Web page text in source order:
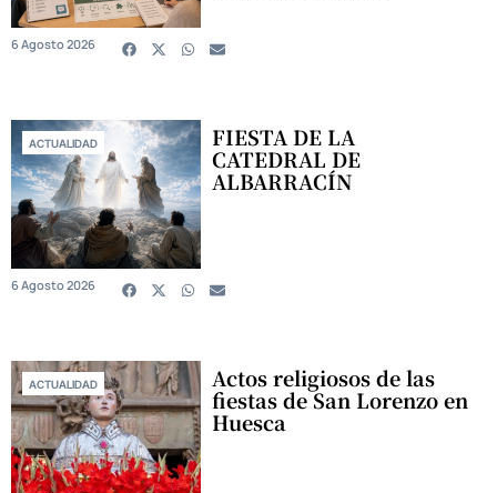
6 Agosto 2026
ACTUALIDAD FIESTA DE LA
CATEDRAL DE
ALBARRACÍN
6 Agosto 2026
ACTUALIDAD Actos religiosos de las
fiestas de San Lorenzo en
Huesca